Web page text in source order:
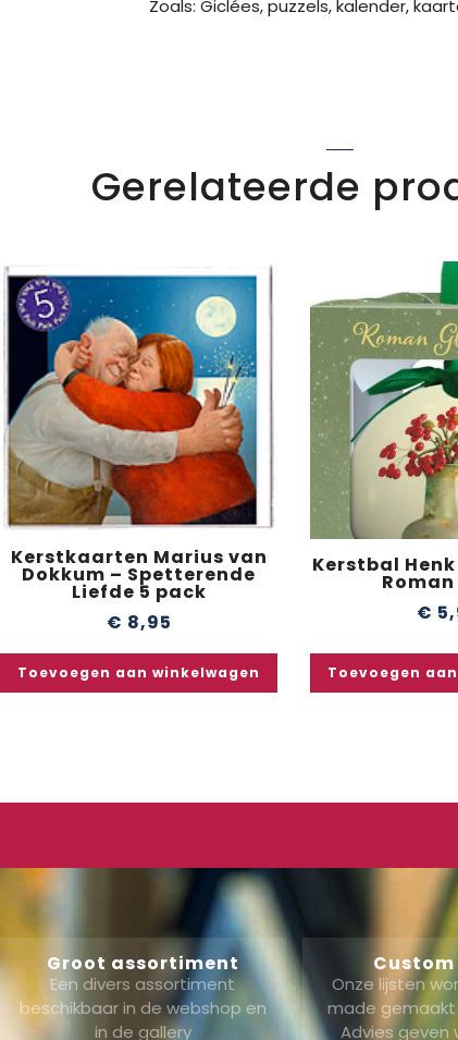
Zoals: Giclées, puzzels, kalender,
Gerelateerde
Kerstkaarten Marius van
Dokkum – Spetterende
Liefde 5 pack
€ 8,95
Toevoegen aan winkelwagen
Kerstbal
€
Toevoegen
Groot assortiment
Een divers assortiment
beschikbaar in de webshop en
in de gallery
Onze lijsten
made gemaakt
Advies geven